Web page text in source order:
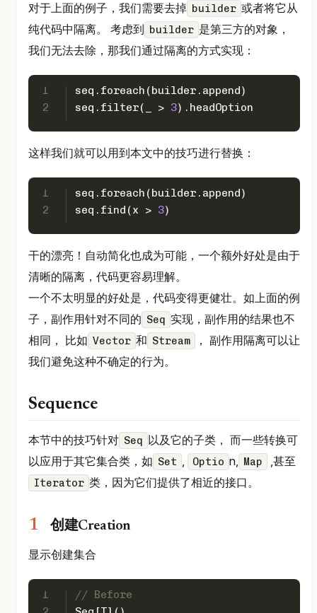
对于上面的例子，我们需要去掉 builder 或者将它从
纯代码中隔离。 考虑到 builder 是第三方的对象，
我们无法去除，那我们通过隔离的方式实现：
1
2
seq.foreach(builder.append)
seq.filter(_ > 3).headOption
这样我们就可以用到本文中的技巧进行替换：
1
2
seq.foreach(builder.append)
seq.find(x > 3)
干的漂亮！自动简化也成为可能，一个额外好处是由于
清晰的隔离，代码更容易理解。
一个不太明显的好处是，代码变得更健壮。如上面的例
子，副作用针对不同的 Seq 实现，副作用的结果也不
相同， 比如 Vector 和 Stream
， 副作用隔离可以让
我们避免这种不确定的行为。
Sequence
本节中的技巧针对 Seq 以及它的子类， 而一些转换可
以应用于其它集合类，如 Set , Optio n, Map ,甚至
Iterator 类，因为它们提供了相近的接口。
创建Creation
显示创建集合
1
// Before